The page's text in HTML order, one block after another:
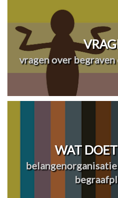
vragen over
WAT